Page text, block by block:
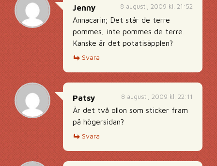
8 augusti, 2009 kl. 21:52
Jenny
Annacarin; Det står de terre
pommes, inte pommes de terre.
Kanske är det potatisäpplen?
Svara
8 augusti, 2009 kl. 22:11
Patsy
Är det två ollon som sticker fram
på högersidan?
Svara